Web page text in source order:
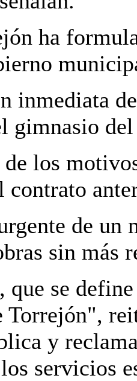
ha
inmediata
gimnasio
los
contrato
de un
sin más
se
Torrejón",
y
servicios